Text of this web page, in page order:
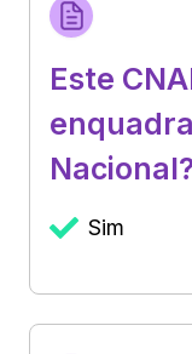
Este
Sim